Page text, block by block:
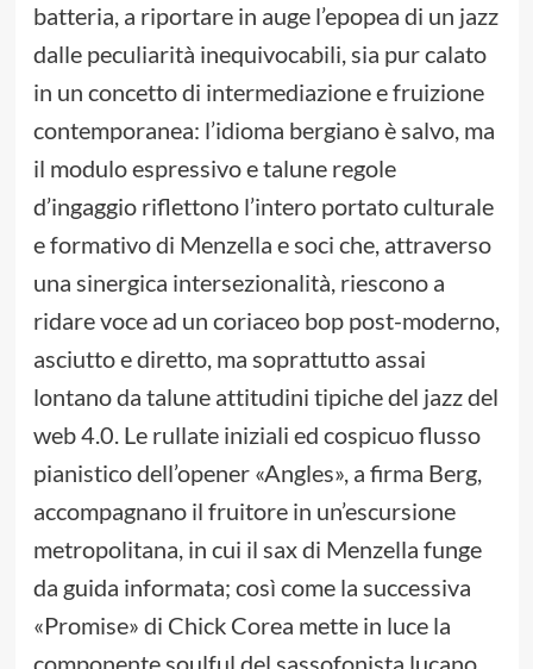
batteria, a riportare in auge l’epopea di un jazz
dalle peculiarità inequivocabili, sia pur calato
in un concetto di intermediazione e fruizione
contemporanea: l’idioma bergiano è salvo, ma
il modulo espressivo e talune regole
d’ingaggio riflettono l’intero portato culturale
e formativo di Menzella e soci che, attraverso
una sinergica intersezionalità, riescono a
ridare voce ad un coriaceo bop post-moderno,
asciutto e diretto, ma soprattutto assai
lontano da talune attitudini tipiche del jazz del
web 4.0. Le rullate iniziali ed cospicuo flusso
pianistico dell’opener «Angles», a firma Berg,
accompagnano il fruitore in un’escursione
metropolitana, in cui il sax di Menzella funge
da guida informata; così come la successiva
«Promise» di Chick Corea mette in luce la